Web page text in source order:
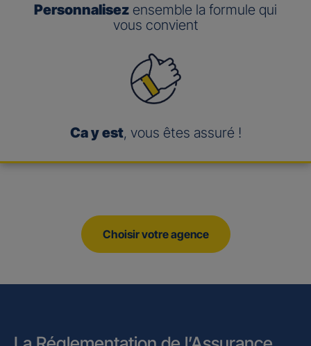
Personnalisez ensemble la formule qui
vous convient
Ca y est, vous êtes assuré !
Choisir votre agence